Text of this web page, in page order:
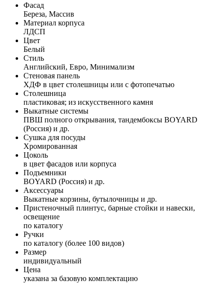
Фасад
Береза, Массив
Материал корпуса
ЛДСП
Цвет
Белый
Стиль
Английский, Евро, Минимализм
Стеновая панель
ХДФ в цвет столешницы или с фотопечатью
Столешница
пластиковая; из искусственного камня
Выкатные системы
ПВШ полного открывания, тандембоксы BOYARD
(Россия) и др.
Сушка для посуды
Хромированная
Цоколь
в цвет фасадов или корпуса
Подъемники
BOYARD (Россия) и др.
Аксессуары
Выкатные корзины, бутылочницы и др.
Пристеночный плинтус, барные стойки и навески,
освещение
по каталогу
Ручки
по каталогу (более 100 видов)
Размер
индивидуальный
Цена
указана за базовую комплектацию